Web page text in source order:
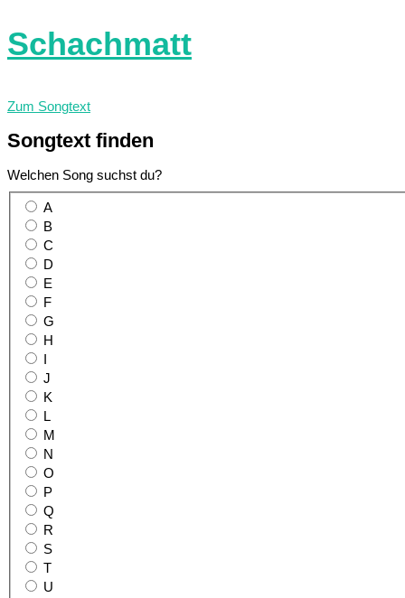
Schachmatt
Zum Songtext
Songtext finden
Welchen Song suchst du?
A
B
C
D
E
F
G
H
J
K
L
M
N
O
P
Q
R
S
T
U